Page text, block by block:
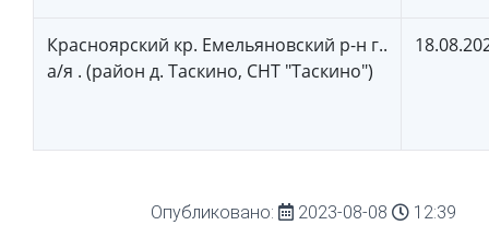
Красноярский кр. Емельяновский р-н г..
а/я . (район д. Таскино, СНТ "Таскино")
Опубликовано: 2023-08-08 12:39